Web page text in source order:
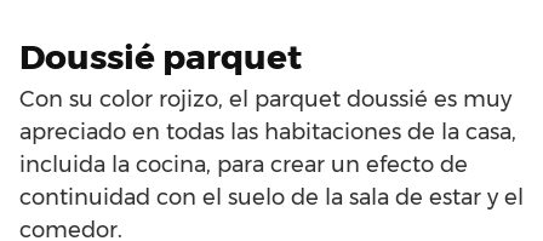
Doussié parquet
Con su color rojizo, el parquet doussié es muy
apreciado en todas las habitaciones de la casa,
incluida la cocina, para crear un efecto de
continuidad con el suelo de la sala de estar y el
comedor.